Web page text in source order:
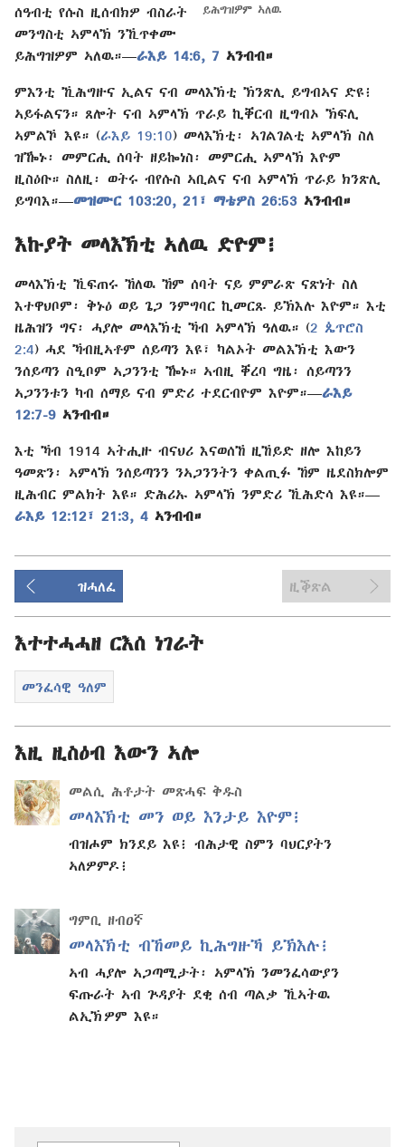
ይሕግዝዎም ኣለዉ
ሰዓብቲ የሱስ ዚሰብክዎ ብስራት
መንግስቲ ኣምላኽ ንኺጥቀሙ
ይሕግዝዎም ኣለዉ።—ራእይ 14:6, 7 ኣንብብ።
ምእንቲ ኺሕግዙና ኢልና ናብ መላእኽቲ ኽንጽሊ ይግብኣና ድዩ፧
ኣይፋልናን። ጸሎት ናብ ኣምላኽ ጥራይ ኪቐርብ ዚግብኦ ኽፍሊ
ኣምልኾ እዩ። (ራእይ 19:10) መላእኽቲ፡ ኣገልገልቲ ኣምላኽ ስለ
ዝዀኑ፡ መምርሒ ሰባት ዘይኰነስ፡ መምርሒ ኣምላኽ እዮም
ዚስዕቡ። ስለዚ፡ ወትሩ ብየሱስ ኣቢልና ናብ ኣምላኽ ጥራይ ክንጽሊ
ይግባእ።—መዝሙር 103:20, 21፣ ማቴዎስ 26:53 ኣንብብ።
እኩያት መላእኽቲ ኣለዉ ድዮም፧
መላእኽቲ ኺፍጠሩ ኸለዉ ኸም ሰባት ናይ ምምራጽ ናጽነት ስለ
እተዋህቦም፡ ቅኑዕ ወይ ጌጋ ንምግባር ኪመርጹ ይኽእሉ እዮም። እቲ
ዜሕዝን ግና፡ ሓያሎ መላእኽቲ ኻብ ኣምላኽ ዓለዉ። (2 ጴጥሮስ
2:4) ሓደ ኻብዚኣቶም ሰይጣን እዩ፣ ካልኦት መልእኽቲ እውን
ንሰይጣን ስዒቦም ኣጋንንቲ ዀኑ። ኣብዚ ቐረባ ግዜ፡ ሰይጣንን
ኣጋንንቱን ካብ ሰማይ ናብ ምድሪ ተደርብዮም እዮም።—ራእይ
12:7-9 ኣንብብ።
እቲ ኻብ 1914 ኣትሒዙ ብናህሪ እናወሰኸ ዚኸይድ ዘሎ እከይን
ዓመጽን፡ ኣምላኽ ንሰይጣንን ንኣጋንንትን ቀልጢፉ ኸም ዜደስክሎም
ዚሕብር ምልክት እዩ። ድሕሪኡ ኣምላኽ ንምድሪ ኺሕድሳ እዩ።—
ራእይ 12:12፣ 21:3, 4 ኣንብብ።
ዝሓለፈ ዚቕጽል
እተተሓሓዘ ርእሰ ነገራት
መንፈሳዊ ዓለም
እዚ ዚስዕብ እውን ኣሎ
መልሲ ሕቶታት መጽሓፍ ቅዱስ
መላእኽቲ መን ወይ እንታይ እዮም፧
ብዝሖም ክንደይ እዩ፧ ብሕታዊ ስምን ባህርያትን
ኣለዎምዶ፧
ግምቢ ዘብዐኛ
መላእኽቲ ብኸመይ ኪሕግዙኻ ይኽእሉ፧
ኣብ ሓያሎ ኣጋጣሚታት፡ ኣምላኽ ንመንፈሳውያን
ፍጡራት ኣብ ጕዳያት ደቂ ሰብ ጣልቃ ኺኣትዉ
ልኢኽዎም እዩ።